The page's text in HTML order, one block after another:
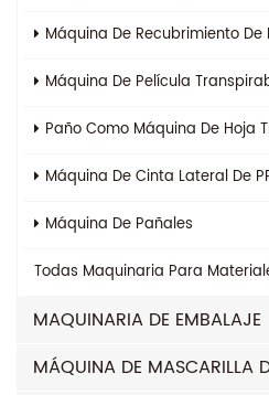
Máquina De Recubrimiento De
Máquina De Película
Paño Como Máquina De Hoja
Máquina De Cinta Lateral De
Máquina De Pañales
Todas Maquinaria Para
MAQUINARIA DE EMBALAJE
MÁQUINA DE MASCARILLA